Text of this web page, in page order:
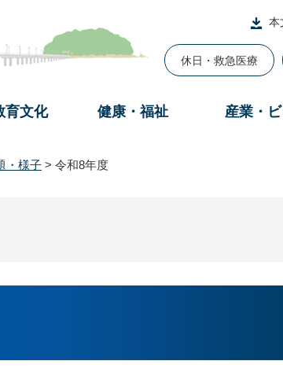
本
休日・救急医療
育文化 健康・福祉 産業・
・様子 > 令和8年度